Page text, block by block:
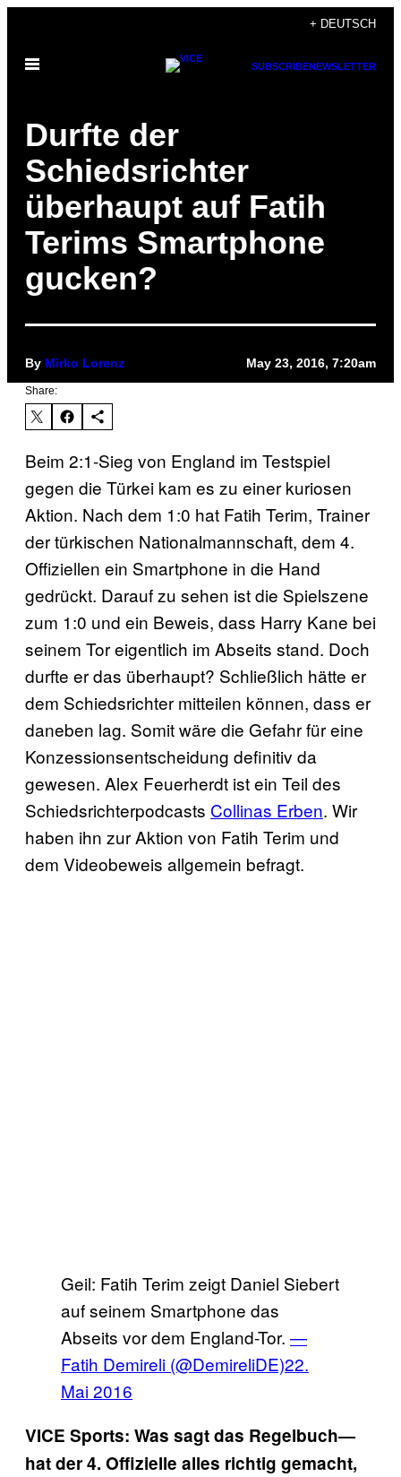
content
+ DEUTSCH
Open
SUBSCRIBENEWSLETTER
Durfte der
Schiedsrichter
überhaupt auf Fatih
Terims Smartphone
gucken?
By Mirko Lorenz May 23, 2016, 7:20am
Share:
Beim 2:1-Sieg von England im Testspiel
gegen die Türkei kam es zu einer kuriosen
Aktion. Nach dem 1:0 hat Fatih Terim, Trainer
der türkischen Nationalmannschaft, dem 4.
Offiziellen ein Smartphone in die Hand
gedrückt. Darauf zu sehen ist die Spielszene
zum 1:0 und ein Beweis, dass Harry Kane bei
seinem Tor eigentlich im Abseits stand. Doch
durfte er das überhaupt? Schließlich hätte er
dem Schiedsrichter mitteilen können, dass er
daneben lag. Somit wäre die Gefahr für eine
Konzessionsentscheidung definitiv da
gewesen. Alex Feuerherdt ist ein Teil des
Schiedsrichterpodcasts Collinas Erben. Wir
haben ihn zur Aktion von Fatih Terim und
dem Videobeweis allgemein befragt.
Geil: Fatih Terim zeigt Daniel Siebert
auf seinem Smartphone das
Abseits vor dem England-Tor. —
Fatih Demireli (@DemireliDE)22.
Mai 2016
VICE Sports: Was sagt das Regelbuch—
hat der 4. Offizielle alles richtig gemacht,